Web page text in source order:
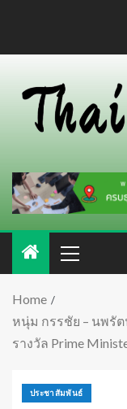
Home
หนุ่ม กรรชัย – นพรั
รางวัล Prime
ประชาสัมพันธ์